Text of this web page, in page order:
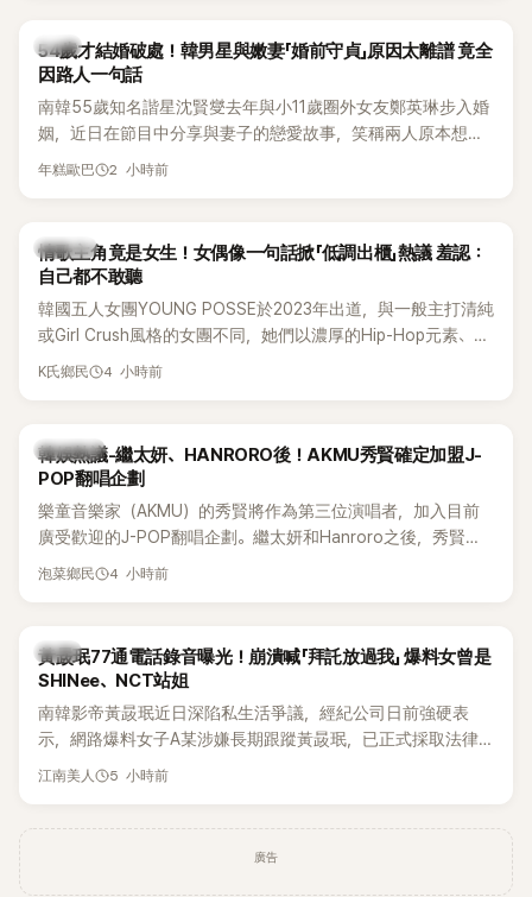
韓星
54歲才結婚破處！韓男星與嫩妻「婚前守貞」原因太離譜 竟全
因路人一句話
南韓55歲知名諧星沈賢燮去年與小11歲圈外女友鄭英琳步入婚
姻，近日在節目中分享與妻子的戀愛故事，笑稱兩人原本想享
受兩人世界，沒想到站在飯店門口時竟被路人認出，還一路替
年糕歐巴 2 小時前
K-POP
情歌主角竟是女生！女偶像一句話掀「低調出櫃」熱議 羞認：
自己都不敢聽
韓國五人女團YOUNG POSSE於2023年出道，與一般主打清純
或Girl Crush風格的女團不同，她們以濃厚的Hip-Hop元素、自
創Rap及成員親自參與創作為特色，MV也融入美式街頭、塗
為第五代女團中極具辨識度的新生代代表之一。
K氏鄉民 4 小時前
熱議討論
韓娛熱議-繼太妍、HANRORO後！AKMU秀賢確定加盟J-
POP翻唱企劃
樂童音樂家（AKMU）的秀賢將作為第三位演唱者，加入目前
廣受歡迎的J-POP翻唱企劃。繼太妍和Hanroro之後，秀賢已
獲選為第三首翻唱歌曲的主唱，並於近期完成錄音。
泡菜鄉民 4 小時前
韓星
黃晸珉77通電話錄音曝光！崩潰喊「拜託放過我」 爆料女曾是
SHINee、NCT站姐
南韓影帝黃晸珉近日深陷私生活爭議，經紀公司日前強硬表
示，網路爆料女子A某涉嫌長期跟蹤黃晸珉，已正式採取法律
行動。不過，A並未停止發聲，持續透過社群平台公開爆料，反
像團體的「站姐」，事件持續延燒。
江南美人 5 小時前
廣告